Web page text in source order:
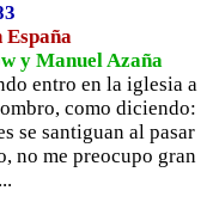
y Manuel Azaña
entro en la iglesia a
como diciendo:
se santiguan al pasar
no me preocupo gran